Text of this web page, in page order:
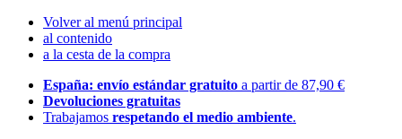
Volver al menú principal
al contenido
a la cesta de la compra
España: envío estándar gratuito a partir de 87,90 €
Devoluciones gratuitas
Trabajamos respetando el medio ambiente.